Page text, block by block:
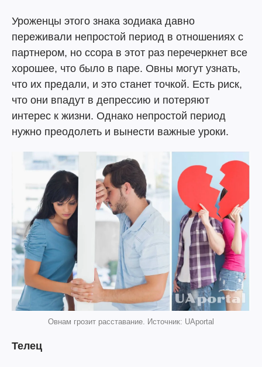
Уроженцы этого знака зодиака давно
переживали непростой период в отношениях с
партнером, но ссора в этот раз перечеркнет все
хорошее, что было в паре. Овны могут узнать,
что их предали, и это станет точкой. Есть риск,
что они впадут в депрессию и потеряют
интерес к жизни. Однако непростой период
нужно преодолеть и вынести важные уроки.
Овнам грозит расставание. Источник: UAportal
Телец